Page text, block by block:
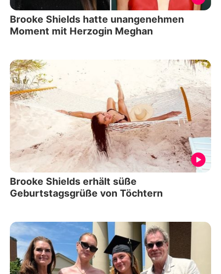
Brooke Shields hatte unangenehmen
Moment mit Herzogin Meghan
Brooke Shields erhält süße
Geburtstagsgrüße von Töchtern